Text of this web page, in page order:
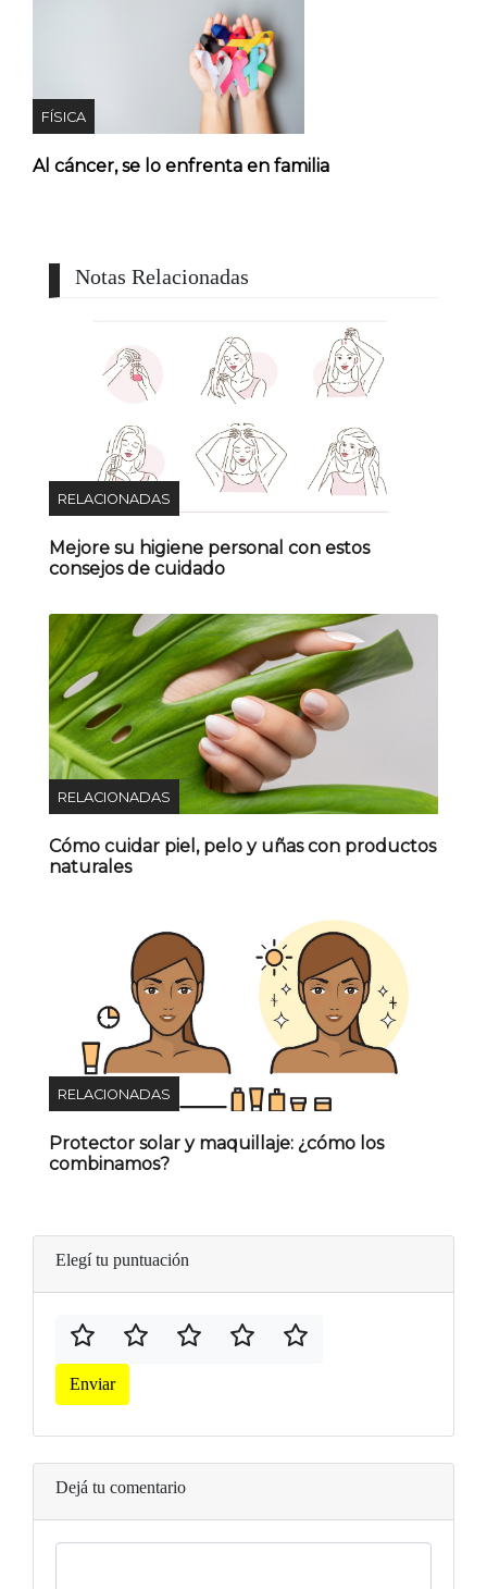
FÍSICA
Al cáncer, se lo enfrenta en familia
Notas Relacionadas
RELACIONADAS
Mejore su higiene personal con estos
consejos de cuidado
RELACIONADAS
Cómo cuidar piel, pelo y uñas con productos
naturales
RELACIONADAS
Protector solar y maquillaje: ¿cómo los
combinamos?
Elegí tu puntuación
Enviar
Dejá tu comentario